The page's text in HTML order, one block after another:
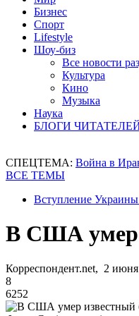
Бизнес
Спорт
Lifestyle
Шоу-биз
Все новости
Культура
Кино
Музыка
Наука
БЛОГИ
СПЕЦТЕМА: Война в
ВСЕ ТЕМЫ
Вступление
В США умер
Корреспондент.net, 2
8
6252